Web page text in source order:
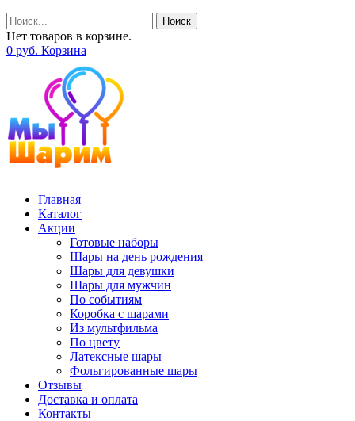
Поиск
Нет товаров в корзине.
0 руб. Корзина
Главная
Каталог
Акции
Готовые наборы
Шары на день рождения
Шары для девушки
Шары для мужчин
По событиям
Коробка с шарами
Из мультфильма
По цвету
Латексные шары
Фольгированные шары
Отзывы
Доставка и оплата
Контакты